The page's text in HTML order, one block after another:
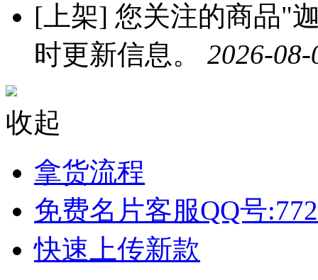
[上架] 您关注的商品"
时更新信息。 2026-
收起
拿货流程
免费名片客服QQ号
快速上传新款